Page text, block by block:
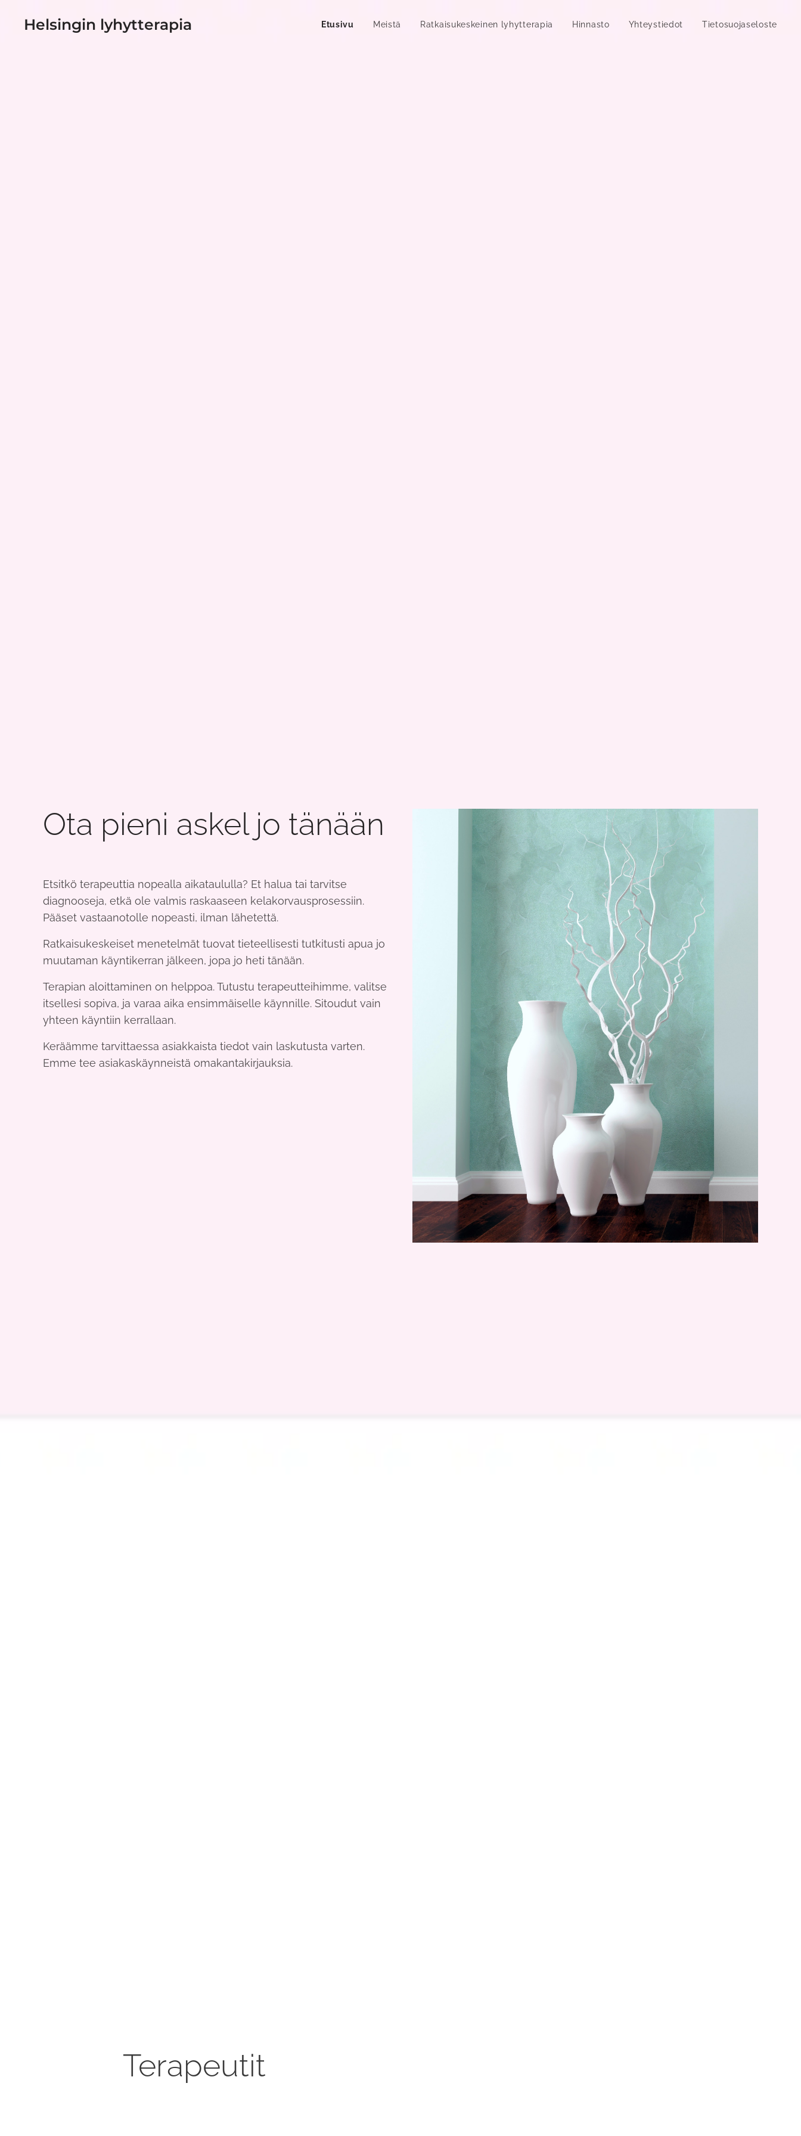
Helsingin lyhytterapia Etusivu Meistä Ratkaisukeskeinen lyhytterapia Hinnasto Yhteystiedot Tietosuojaseloste
Ota pieni askel jo tänään
Etsitkö terapeuttia nopealla aikataululla? Et halua tai tarvitse
diagnooseja, etkä ole valmis raskaaseen kelakorvausprosessiin.
Pääset vastaanotolle nopeasti, ilman lähetettä.
Ratkaisukeskeiset menetelmät tuovat tieteellisesti tutkitusti apua jo
muutaman käyntikerran jälkeen, jopa jo heti tänään.
Terapian aloittaminen on helppoa. Tutustu terapeutteihimme, valitse
itsellesi sopiva, ja varaa aika ensimmäiselle käynnille. Sitoudut vain
yhteen käyntiin kerrallaan.
Keräämme tarvittaessa asiakkaista tiedot vain laskutusta varten.
Emme tee asiakaskäynneistä omakantakirjauksia.
Terapeutit